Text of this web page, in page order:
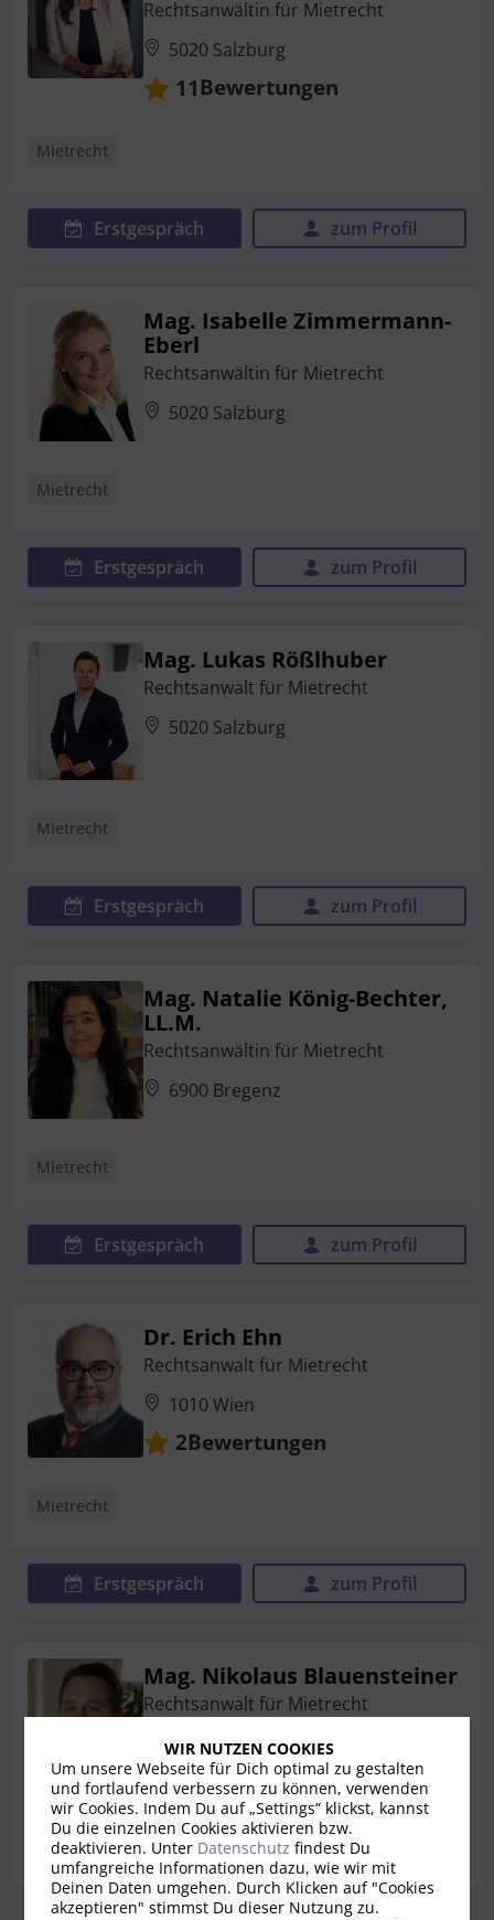
Rechtsanwältin für Mietrecht
5020 Salzburg
11Bewertungen
Mietrecht
Erstgespräch zum Profil
Mag. Isabelle Zimmermann-
Eberl
Rechtsanwältin für Mietrecht
5020 Salzburg
Mietrecht
Erstgespräch zum Profil
Mag. Lukas Rößlhuber
Rechtsanwalt für Mietrecht
5020 Salzburg
Mietrecht
Erstgespräch zum Profil
Mag. Natalie König-Bechter,
LL.M.
Rechtsanwältin für Mietrecht
6900 Bregenz
Mietrecht
Erstgespräch zum Profil
Dr. Erich Ehn
Rechtsanwalt für Mietrecht
1010 Wien
2Bewertungen
Mietrecht
Erstgespräch zum Profil
Mag. Nikolaus Blauensteiner
Rechtsanwalt für Mietrecht
3500 Krems
1Bewertungen
Mietrecht
WIR NUTZEN COOKIES
Um unsere Webseite für Dich optimal zu gestalten
und fortlaufend verbessern zu können, verwenden
wir Cookies. Indem Du auf „Settings“ klickst, kannst
Du die einzelnen Cookies aktivieren bzw.
deaktivieren. Unter Datenschutz findest Du
umfangreiche Informationen dazu, wie wir mit
Deinen Daten umgehen. Durch Klicken auf "Cookies
akzeptieren" stimmst Du dieser Nutzung zu.